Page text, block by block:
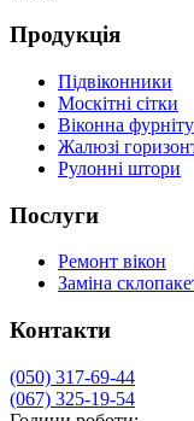
Продукція
Підвіконники
Москітні сітки
Віконна
Жалюзі
Рулонні штори
Послуги
Ремонт вікон
Заміна
Контакти
(050) 317-69-44
(067) 325-19-54